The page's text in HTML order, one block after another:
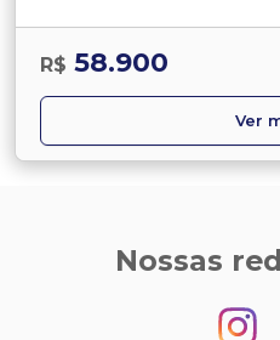
R$ 58.900
Ver
Nossas